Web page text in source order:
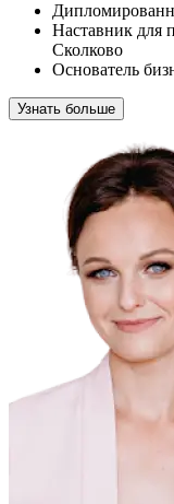
Наставник для
Сколково
Основатель
Узнать больше